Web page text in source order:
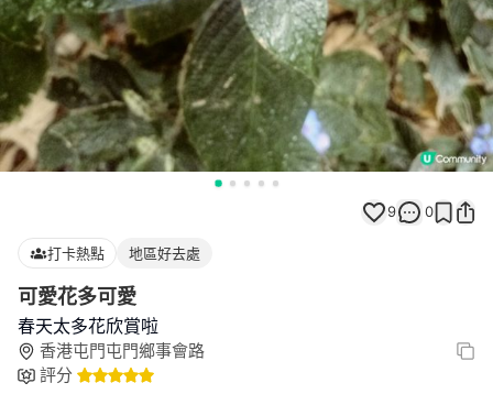
9 0
打卡熱點 地區好去處
可愛花多可愛
春天太多花欣賞啦
香港屯門屯門鄉事會路
評分